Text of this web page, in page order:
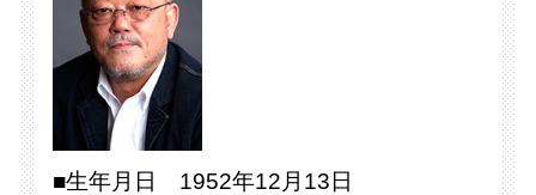
■生年月日 1952年12月13日